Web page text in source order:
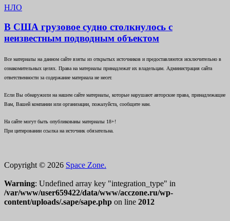
НЛО
В США грузовое судно столкнулось с
неизвестным подводным объектом
Все материалы на данном сайте взяты из открытых источников и предоставляются исключительно в
ознакомительных целях. Права на материалы принадлежат их владельцам. Администрация сайта
ответственности за содержание материала не несет.
Если Вы обнаружили на нашем сайте материалы, которые нарушают авторские права, принадлежащие
Вам, Вашей компании или организации, пожалуйста, сообщите нам.
На сайте могут быть опубликованы материалы 18+!
При цитировании ссылка на источник обязательна.
Copyright © 2026 Space Zone.
Warning: Undefined array key "integration_type" in
/var/www/user659422/data/www/acczone.ru/wp-
content/uploads/.sape/sape.php on line 2012